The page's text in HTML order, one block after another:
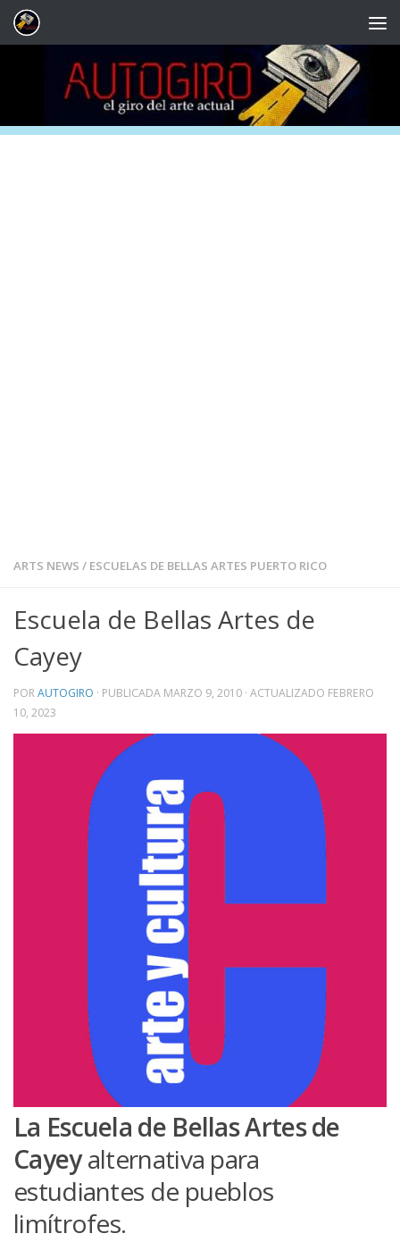
Saltar al contenido
ARTS NEWS / ESCUELAS DE BELLAS ARTES PUERTO RICO
Escuela de Bellas Artes de
Cayey
PORAUTOGIRO · PUBLICADA MARZO 9, 2010 · ACTUALIZADO FEBRERO
10, 2023
La Escuela de Bellas Artes de
Cayeyalternativa para
estudiantes de pueblos
limítrofes.